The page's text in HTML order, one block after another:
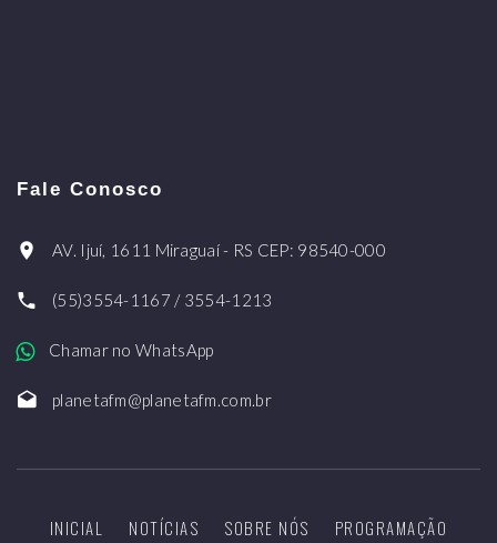
Fale Conosco
AV. Ijuí, 1611 Miraguaí - RS CEP: 98540-000
(55)3554-1167 / 3554-1213
Chamar no WhatsApp
planetafm@planetafm.com.br
INICIAL NOTÍCIAS SOBRE NÓS
PROGRAMAÇÃO